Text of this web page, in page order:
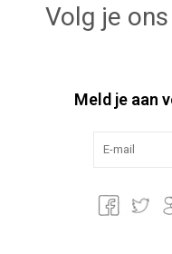
Volg je
Meld je aan